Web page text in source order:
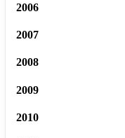
2006
2007
2008
2009
2010